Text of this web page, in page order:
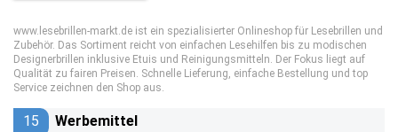
www.lesebrillen-markt.de ist ein spezialisierter Onlineshop für Lesebrillen und
Zubehör. Das Sortiment reicht von einfachen Lesehilfen bis zu modischen
Designerbrillen inklusive Etuis und Reinigungsmitteln. Der Fokus liegt auf
Qualität zu fairen Preisen. Schnelle Lieferung, einfache Bestellung und top
Service zeichnen den Shop aus.
15 Werbemittel